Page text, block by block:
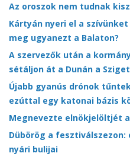
Az oroszok nem tudnak
Kártyán nyeri el a
meg ugyanezt a Balaton?
A szervezők után a
sétáljon át a Dunán a
Újabb gyanús drónok
ezúttal egy katonai bázis
Megnevezte elnökjelöltjét
Dübörög a fesztiválszezon:
nyári bulijai